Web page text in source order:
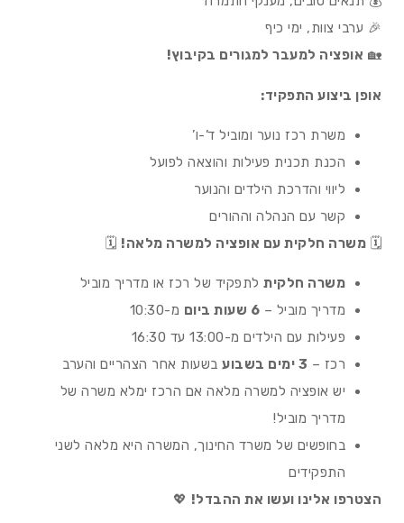
🎉 ערבי צוות, ימי כיף
🏡 אופציה למעבר למגורים בקיבוץ!
אופן ביצוע התפקיד:
משרת רכז נוער ומוביל ד’-ו’
הכנת תכנית פעילות והוצאה לפועל
ליווי והדרכת הילדים והנוער
קשר עם הנהלה וההורים
🗓️ משרה חלקית עם אופציה למשרה מלאה! 🗓️
משרה חלקית לתפקיד של רכז או מדריך מוביל
מדריך מוביל – 6 שעות ביום
מ-10:30
פעילות עם הילדים מ-13:00 עד 16:30
רכז – 3 ימים בשבוע
בשעות אחר הצהריים והערב
יש אופציה למשרה מלאה אם הרכז ימלא משרה של
מדריך מוביל!
בחופשים של משרד החינוך, המשרה היא מלאה לשני
התפקידים
הצטרפו אלינו ועשו את ההבדל! 💖